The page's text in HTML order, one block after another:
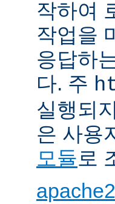
작하여
작업을
응답하
다. 주
실행되
은 사용
모듈 로